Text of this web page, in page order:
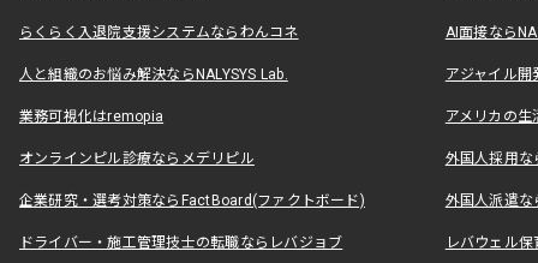
らくらく入退院支援システムならわんコネ AI面接なら
人と組織のお悩み解決ならNALYSYS Lab. アジャイル
業務可視化はremopia アメリカの
オンラインピル診療ならメデリピル 外国人採用
企業研究・選考対策ならFactBoard(ファクトボード) 外国人派遣な
ドライバー・施工管理技士の転職ならレバジョブ レバウェル